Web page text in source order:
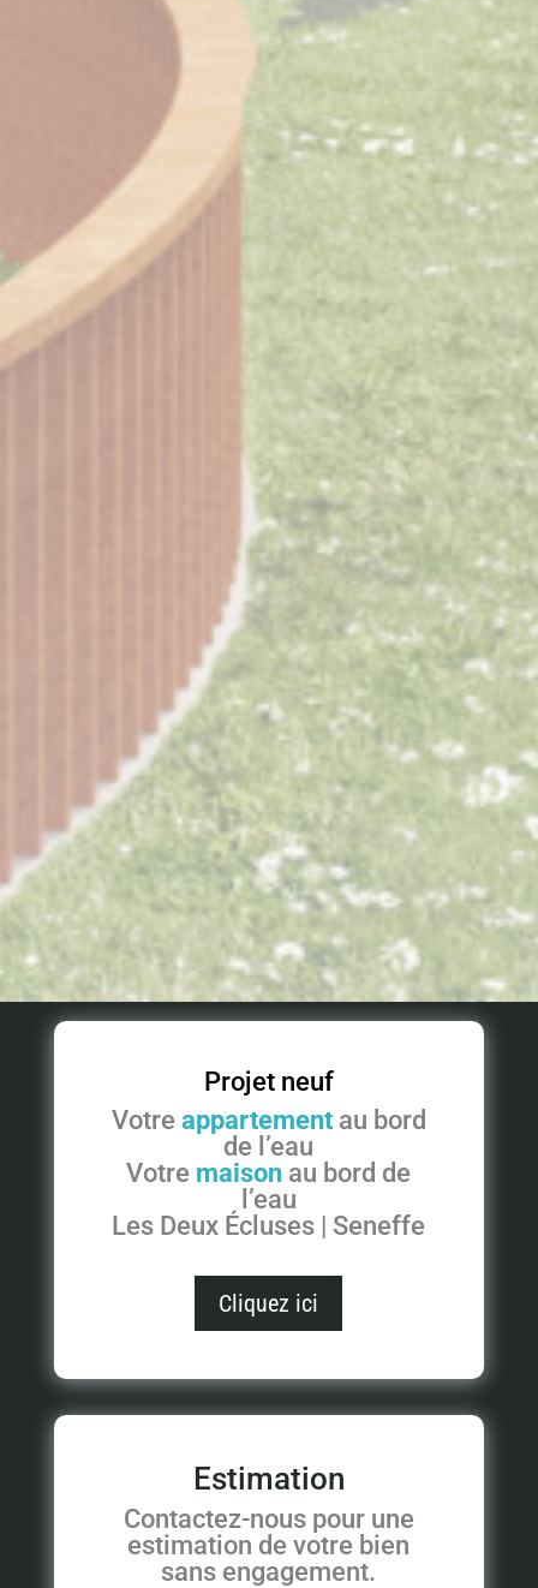
Projet neuf
Votre appartementau bord
de l’eau
Votre maison au bord de
l’eau
Les Deux Écluses | Seneffe
Cliquez ici
Estimation
Contactez-nous pour une
estimation de votre bien
sans engagement.